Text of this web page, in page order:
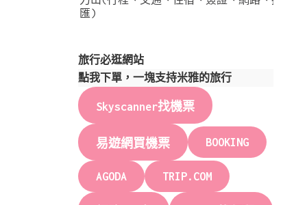
匯)
旅行必逛網站
點我下單，一塊支持米雅的旅行
Skyscanner找機票
易遊網買機票 BOOKING
AGODA TRIP.COM